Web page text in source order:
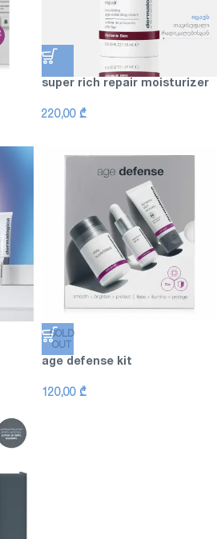
super rich repair moisturizer
220,00 ₾
SOLD
OUT
age defense kit
120,00 ₾